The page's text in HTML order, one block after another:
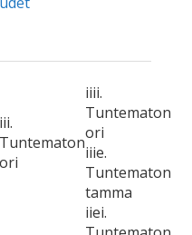
iii.
Tuntematon
ori
iiii.
Tuntematon
ori
iiie.
Tuntematon
tamma
iiei.